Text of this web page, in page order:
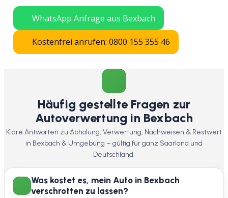
WhatsApp Anfrage aus Bexbach
Kostenfrei anrufen: 0800 155 355 46
Häufig gestellte Fragen zur
Autoverwertung in Bexbach
Klare Antworten zu Abholung, Verwertung, Nachweisen & Restwert
in Bexbach & Umgebung – gültig für ganz Saarland und
Deutschland.
Was kostet es, mein Auto in Bexbach
verschrotten zu lassen?